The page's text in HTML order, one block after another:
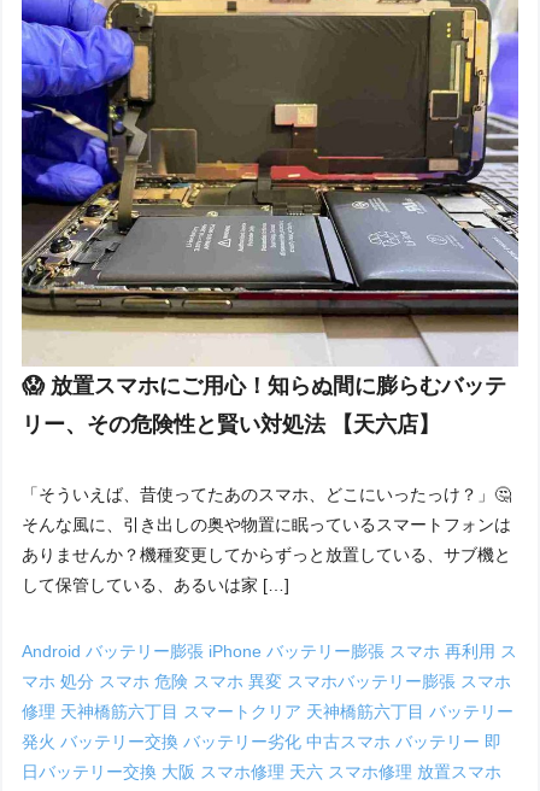
😱 放置スマホにご用心！知らぬ間に膨らむバッテ
リー、その危険性と賢い対処法 【天六店】
「そういえば、昔使ってたあのスマホ、どこにいったっけ？」🤔
そんな風に、引き出しの奥や物置に眠っているスマートフォンは
ありませんか？機種変更してからずっと放置している、サブ機と
して保管している、あるいは家 […]
Android バッテリー膨張 iPhone バッテリー膨張 スマホ 再利用 ス
マホ 処分 スマホ 危険 スマホ 異変 スマホバッテリー膨張 スマホ
修理 天神橋筋六丁目 スマートクリア 天神橋筋六丁目バッテリー
発火バッテリー交換バッテリー劣化中古スマホ バッテリー 即
日バッテリー交換 大阪 スマホ修理 天六 スマホ修理 放置スマホ